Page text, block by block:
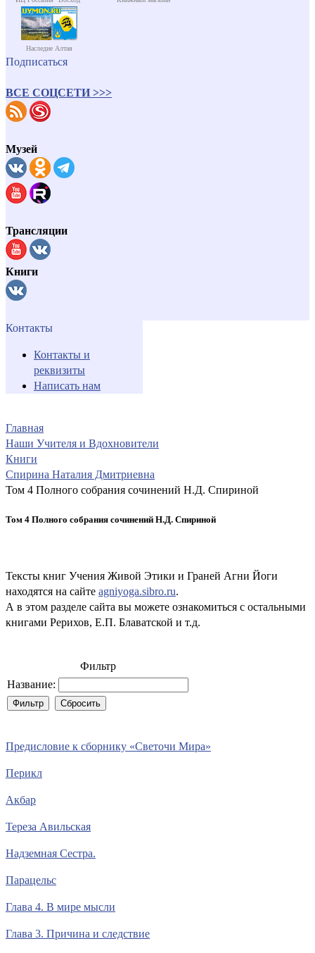
Наследие Алтая
Подписаться
ВСЕ СОЦСЕТИ >>>
Музей
Трансляции
Книги
Контакты
Контакты и
реквизиты
Написать нам
Главная
Наши Учителя и Вдохновители
Книги
Спирина Наталия Дмитриевна
Том 4 Полного собрания сочинений Н.Д. Спириной
Том 4 Полного собрания сочинений Н.Д. Спириной
Тексты книг Учения Живой Этики и Граней Агни Йоги
находятся на сайте agniyoga.sibro.ru.
А в этом разделе сайта вы можете ознакомиться с остальными
книгами Рерихов, Е.П. Блаватской и т.д.
Фильтр
Название:
Предисловие к сборнику «Светочи Мира»
Перикл
Акбар
Тереза Авильская
Надземная Сестра.
Парацельс
Глава 4. В мире мысли
Глава 3. Причина и следствие